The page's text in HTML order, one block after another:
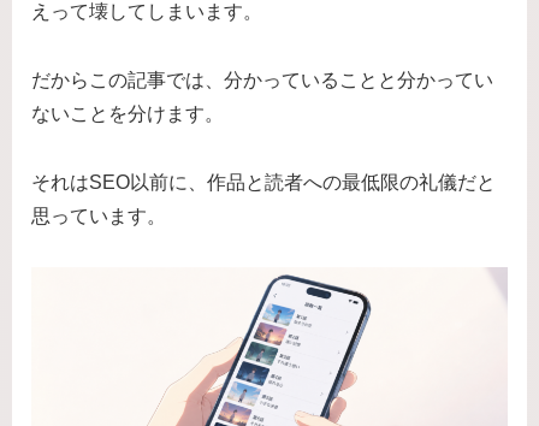
えって壊してしまいます。
だからこの記事では、分かっていることと分かってい
ないことを分けます。
それはSEO以前に、作品と読者への最低限の礼儀だと
思っています。